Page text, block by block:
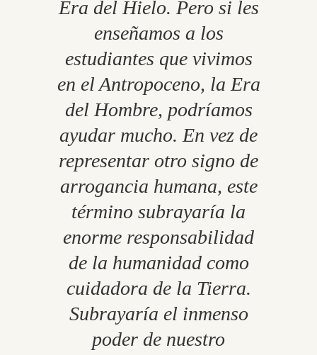
Era del Hielo. Pero si les
enseñamos a los
estudiantes que vivimos
en el Antropoceno, la Era
del Hombre, podríamos
ayudar mucho. En vez de
representar otro signo de
arrogancia humana, este
término subrayaría la
enorme responsabilidad
de la humanidad como
cuidadora de la Tierra.
Subrayaría el inmenso
poder de nuestro